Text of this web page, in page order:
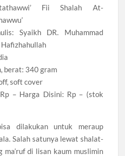
Fii Shalah At-
Syaikh DR. Muhammad
Hafizhahullah
berat: 340 gram
soft cover
– Harga Disini: Rp – (stok
dilakukan untuk meraup
Salah satunya lewat shalat-
ma’ruf di lisan kaum muslimin